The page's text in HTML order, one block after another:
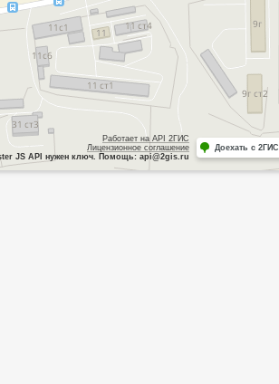
Работает на API 2ГИС
Лицензионное соглашение
JS API нужен ключ. Помощь: api@2gis.ru
Доехать с 2ГИС